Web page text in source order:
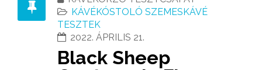
KÁVÉKÓSTOLÓ SZEMESKÁVÉ
TESZTEK
2022. ÁPRILIS 21.
Black Sheep